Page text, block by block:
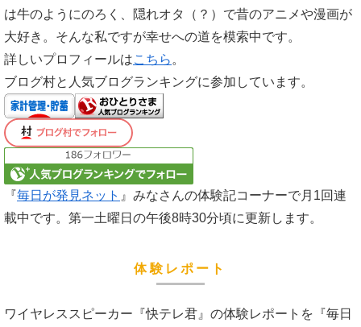
は牛のようにのろく、隠れオタ（？）で昔のアニメや漫画が
大好き。そんな私ですが幸せへの道を模索中です。
詳しいプロフィールはこちら 。
ブログ村と人気ブログランキングに参加しています。
『毎日が発見ネット 』みなさんの体験記コーナーで月1回連
載中です。第一土曜日の午後8時30分頃に更新します。
体験レポート
ワイヤレススピーカー『快テレ君』の体験レポートを『毎日